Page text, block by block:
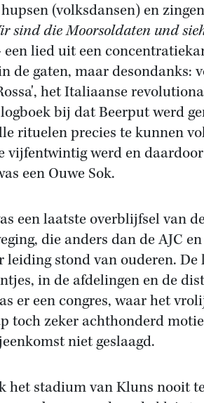
(volksdansen) en
sind die Moorsoldaten und
lied uit een
de gaten, maar desondanks:
het Italiaanse
bij dat Beerput werd
rituelen precies te kunnen
vijfentwintig werd en
een Ouwe Sok.
een laatste overblijfsel van
die anders dan de AJC
leiding stond van ouderen.
in de afdelingen en de
er een congres, waar het
toch zeker achthonderd
niet geslaagd.
het stadium van Kluns nooit